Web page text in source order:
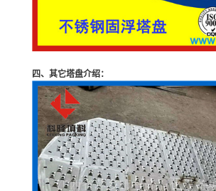
四、其它塔盘介绍：